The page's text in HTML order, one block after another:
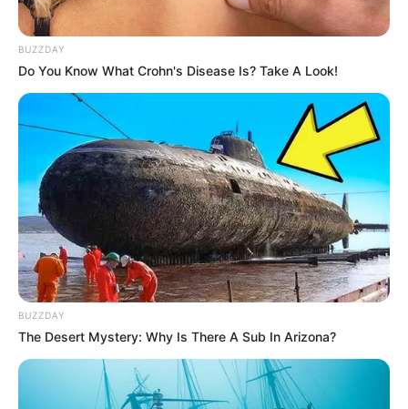
dalam bahasa Jawa. Berbeda dengan bahasa Indonesia yang
biasanya terdiri dari empat larik, parikan hanya terdiri dari dua
baris.
Situs ini menawarkan terjemahan yang sangat lengkap. Misalnya
ketika kamu mengetikkan kata “makan” untuk diterjemahkan,
maka situs ini akan menampilkan sejumlah terjemahan yang
memiliki konsep berbeda sehingga berbeda pula penggunaannya
dalam suatu kalimat.
Kunjungi Kamus Jawa
16. Mongo Silakan
BUZZDAY
Do You Know What Crohn's Disease Is? Take A Look!
BUZZDAY
The Desert Mystery: Why Is There A Sub In Arizona?